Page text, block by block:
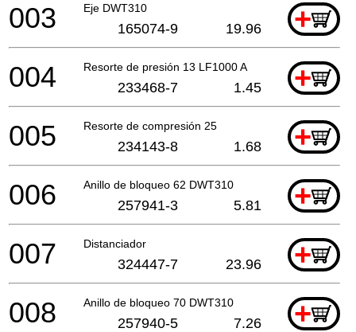
Eje DWT310 +
003 165074-9 19.96
Resorte de presión 13 LF1000 A +
004 233468-7 1.45
Resorte de compresión 25 +
005 234143-8 1.68
Anillo de bloqueo 62 DWT310 +
006 257941-3 5.81
Distanciador +
007 324447-7 23.96
Anillo de bloqueo 70 DWT310 +
008 257940-5 7.26